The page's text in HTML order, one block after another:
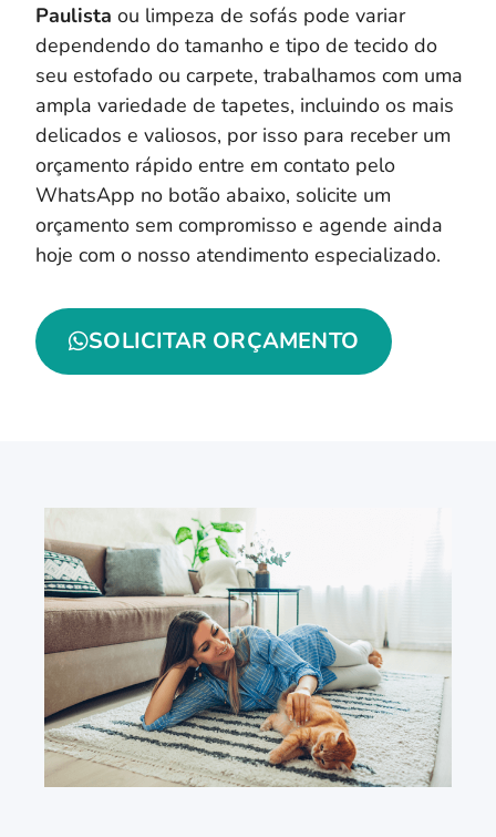
Paulista ou limpeza de sofás pode variar
dependendo do tamanho e tipo de tecido do
seu estofado ou carpete, trabalhamos com uma
ampla variedade de tapetes, incluindo os mais
delicados e valiosos, por isso para receber um
orçamento rápido entre em contato pelo
WhatsApp no botão abaixo, solicite um
orçamento sem compromisso e agende ainda
hoje com o nosso atendimento especializado.
SOLICITAR ORÇAMENTO